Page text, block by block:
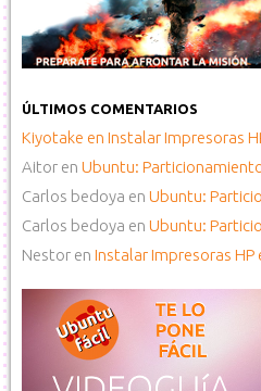
ÚLTIMOS COMENTARIOS
Kiyotake en Instalar Impresoras
Aitor en Ubuntu:
Carlos bedoya en Ubuntu:
Carlos bedoya en Ubuntu:
Nestor en Instalar Impresoras HP